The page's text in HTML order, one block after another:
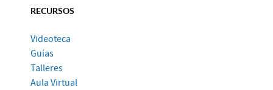
RECURSOS
Videoteca
Guías
Talleres
Aula Virtual